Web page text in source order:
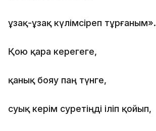
ұзақ-ұзақ күлімсіреп тұрғаным».
Қою қара керегеге,
қанық бояу паң түнге,
суық керім суретіңді іліп қойып,